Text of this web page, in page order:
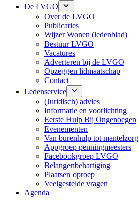
De LVGO
Over de LVGO
Publicaties
Wijzer Wonen (ledenblad)
Bestuur LVGO
Vacatures
Adverteren bij de LVGO
Opzeggen lidmaatschap
Contact
Ledenservice
(Juridisch) advies
Informatie en voorlichting
Eerste Hulp Bij Ongenoegen
Evenementen
Van burenhulp tot mantelzorg
Appgroep penningmeesters
Facebookgroep LVGO
Belangenbehartiging
Plaatsen oproep
Veelgestelde vragen
Agenda